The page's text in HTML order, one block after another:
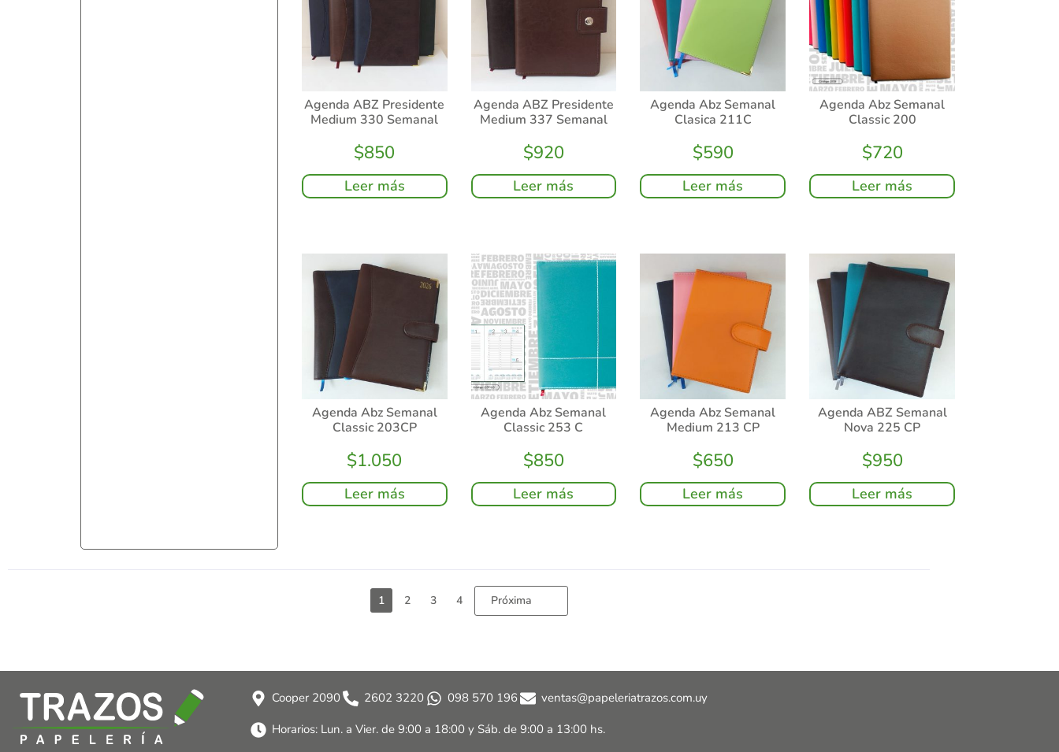
Agenda ABZ Presidente
Medium 330 Semanal
$850
Leer más
Agenda ABZ Presidente
Medium 337 Semanal
$920
Leer más
Agenda Abz Semanal
Clasica 211C
$590
Leer más
Agenda Abz Semanal
Classic 200
$720
Leer más
Agenda Abz Semanal
Classic 203CP
$1.050
Leer más
Agenda Abz Semanal
Classic 253 C
$850
Leer más
Agenda Abz Semanal
Medium 213 CP
$650
Leer más
Agenda ABZ Semanal
Nova 225 CP
$950
Leer más
1 2 3 4 Próxima
Cooper 2090 2602 3220 098 570 196
ventas@papeleriatrazos.com.uy
Horarios: Lun. a Vier. de 9:00 a 18:00 y Sáb. de 9:00 a 13:00 hs.